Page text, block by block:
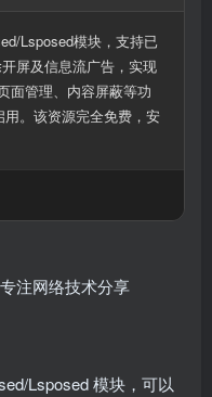
Lsposed模块，支持已
屏及信息流广告，实现
面管理、内容屏蔽等功
用。该资源完全免费，安
Lsposed 模块，可以